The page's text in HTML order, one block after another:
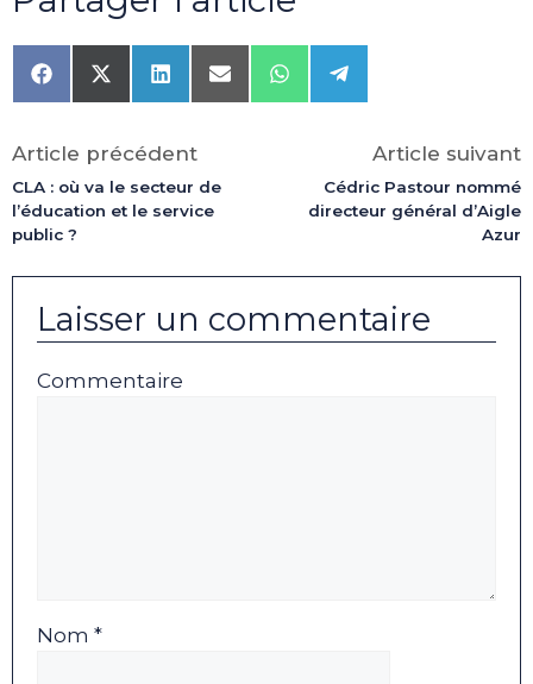
Share
on
Share
on
(Twitter)
Share
on
Share
on
Share
on
Share
on
Article précédent
CLA : où va le secteur de
l’éducation et le service
public ?
Article suivant
Cédric Pastour nommé
directeur général d’Aigle
Azur
Laisser un commentaire
Commentaire
Nom *